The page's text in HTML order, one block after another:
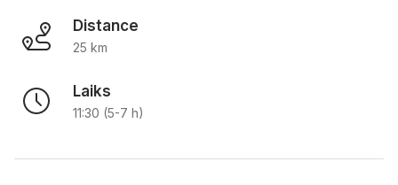
Distance
25 km
Laiks
11:30 (5-7 h)